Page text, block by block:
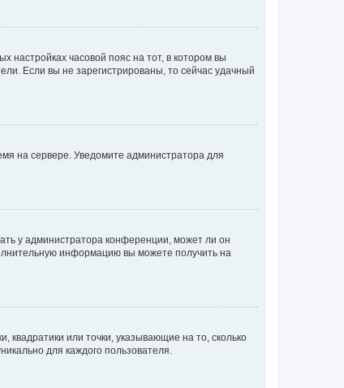
настройках часовой пояс на тот, в котором вы
Если вы не зарегистрированы, то сейчас удачный
на сервере. Уведомите администратора для
у администратора конференции, может ли он
информацию вы можете получить на
квадратики или точки, указывающие на то, сколько
для каждого пользователя.